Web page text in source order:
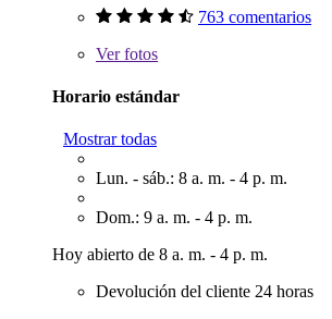
763 comentarios
Verfotos
Horario estándar
Mostrar todas
Lun. - sáb.: 8 a. m. - 4 p. m.
Dom.: 9 a. m. - 4 p. m.
Hoy abierto de 8 a. m. - 4 p. m.
Devolución del cliente 24 horas